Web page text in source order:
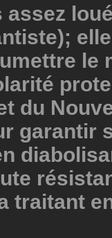
le
du
garantir
traitant